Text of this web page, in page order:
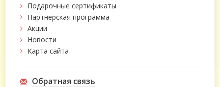
Подарочные сертификаты
Партнёрская программа
Акции
Новости
Карта сайта
Обратная связь